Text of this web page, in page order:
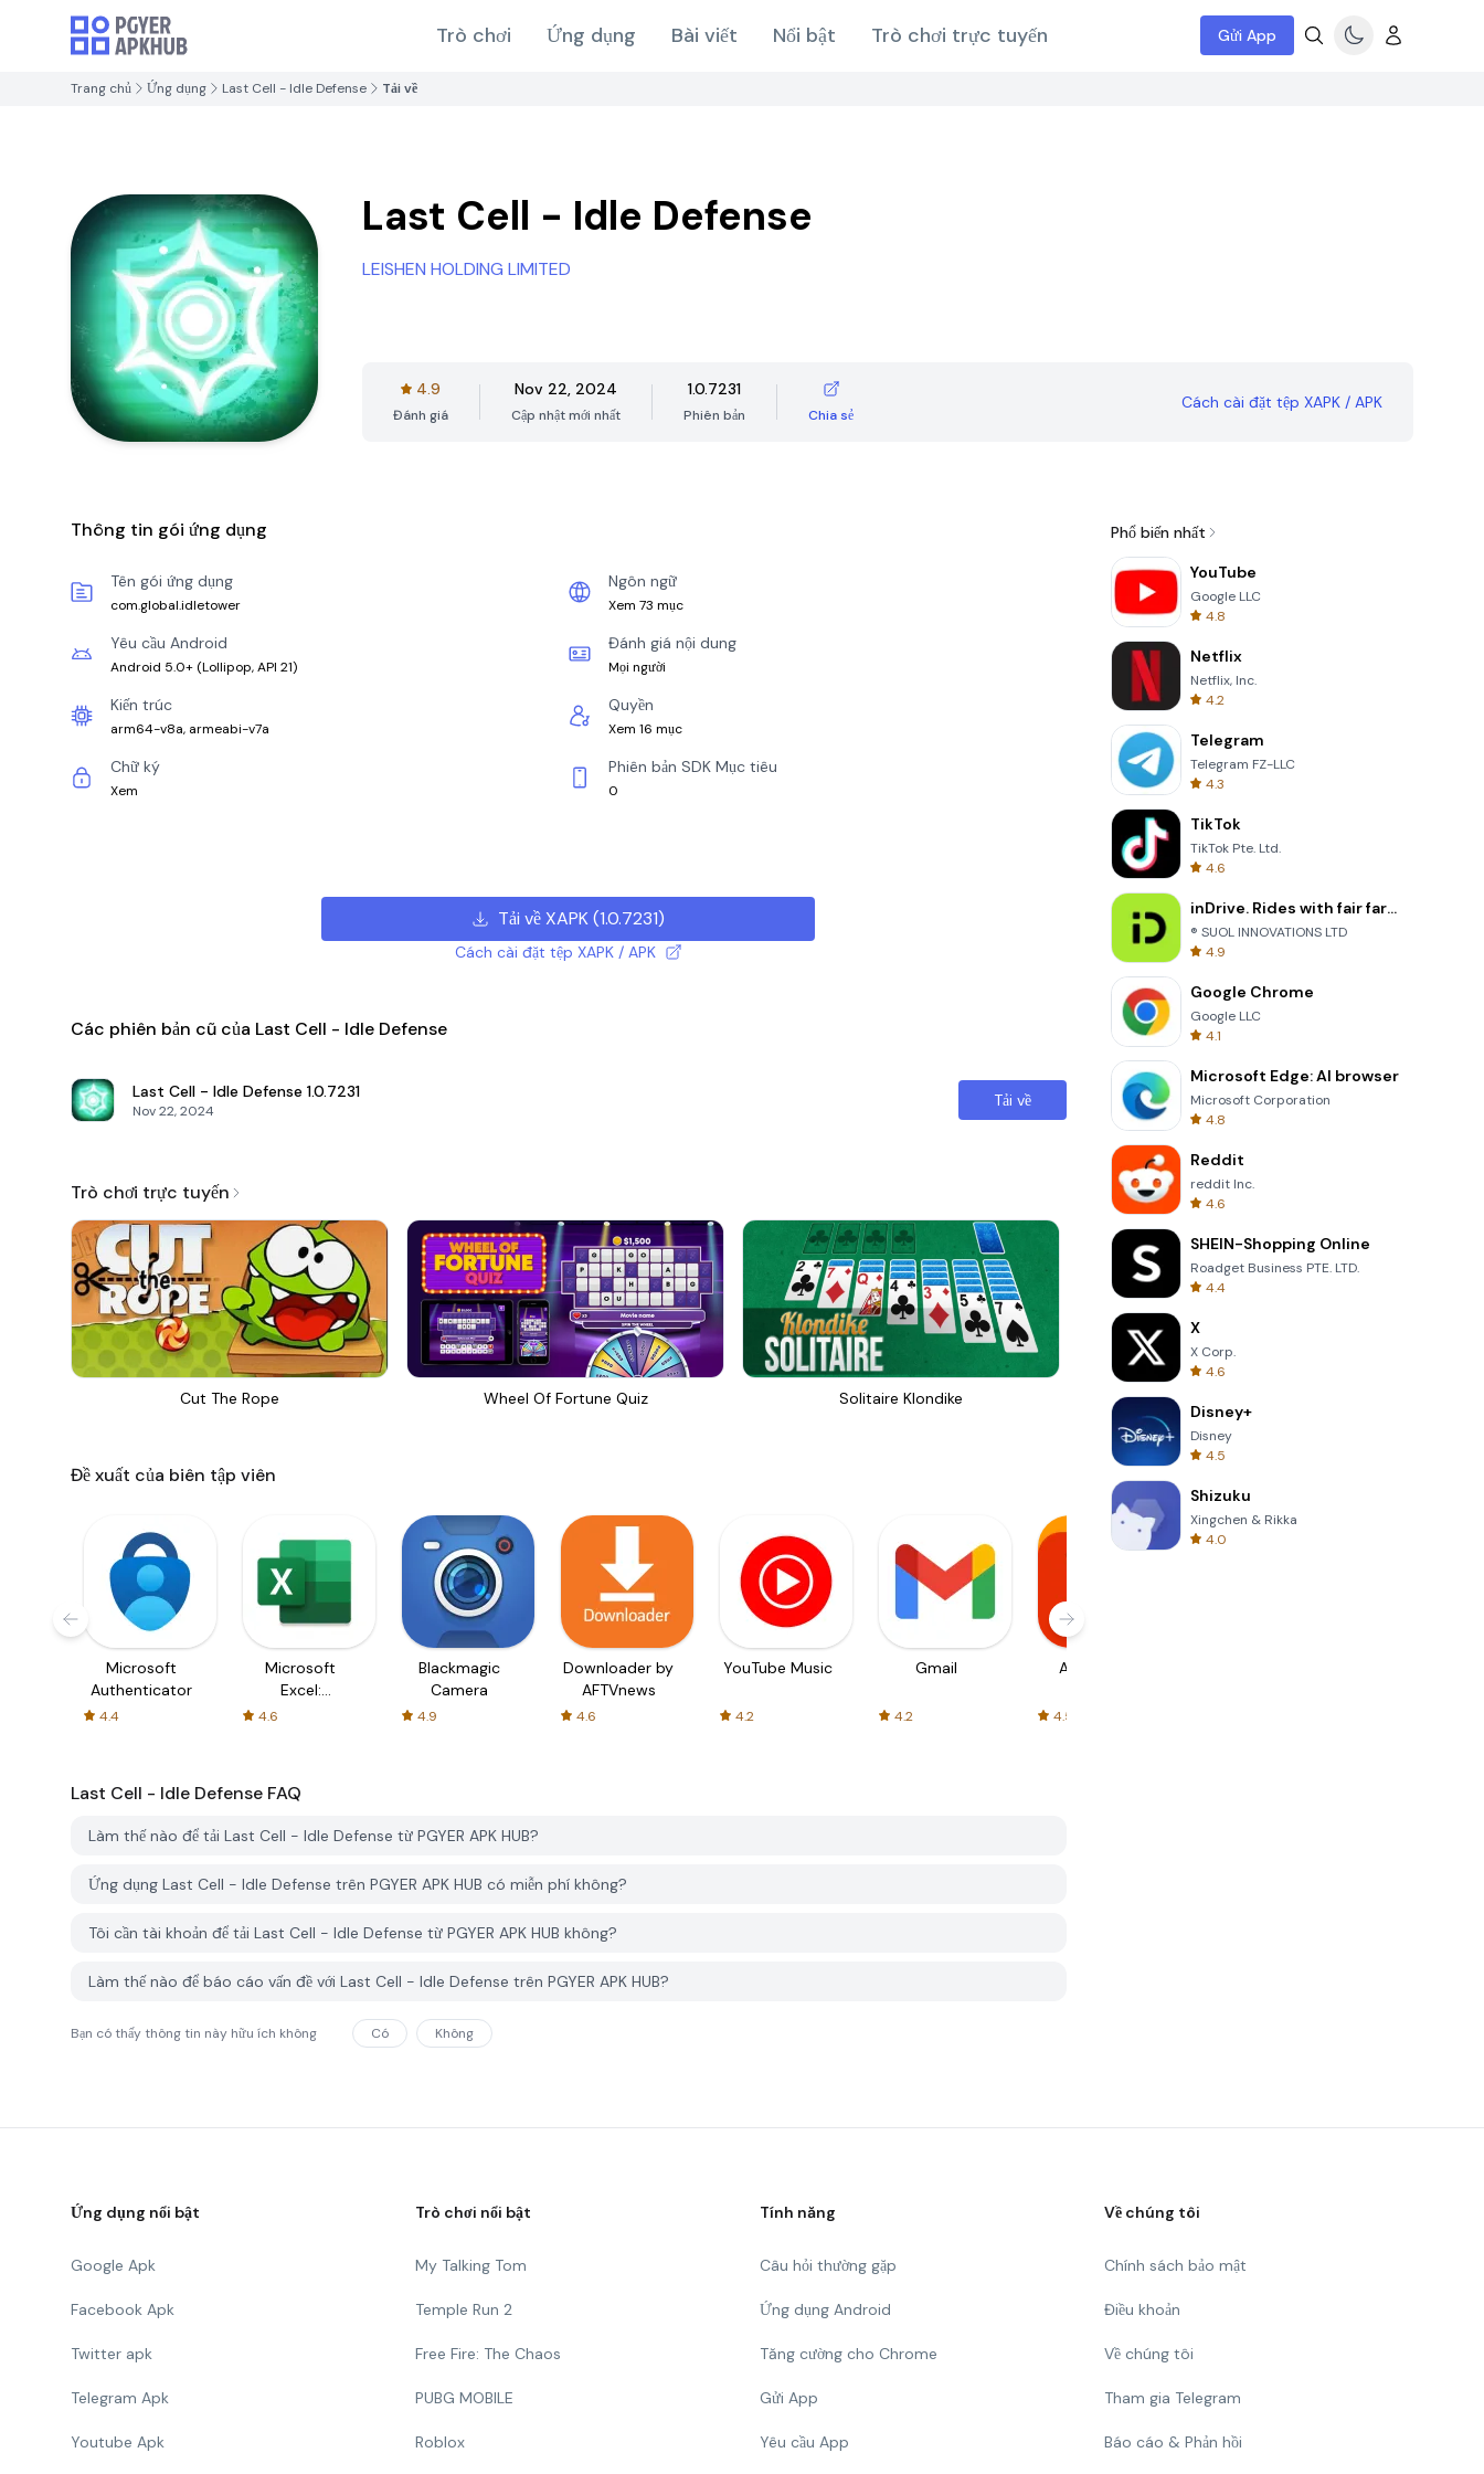
Trò chơi Ứng dụng Bài viết Nổi bật Trò chơi trực tuyến Gửi App
Trang chủ Ứng dụng Last Cell - Idle Defense Tải về
Last Cell - Idle Defense
LEISHEN HOLDING LIMITED
4.9
Đánh giá
Nov 22, 2024
Cập nhật mới nhất
1.0.7231
Phiên bản Chia sẻ
Cách cài đặt tệp XAPK / APK
Thông tin gói ứng dụng
Tên gói ứng dụng
com.global.idletower
Ngôn ngữ
Xem 73 mục
Yêu cầu Android
Android 5.0+ (Lollipop, API 21)
Đánh giá nội dung
Mọi người
Kiến trúc
arm64-v8a, armeabi-v7a
Quyền
Xem 16 mục
Chữ ký
Xem
Phiên bản SDK Mục tiêu
0
Tải về XAPK(1.0.7231)
Cách cài đặt tệp XAPK / APK
Các phiên bản cũ của Last Cell - Idle Defense
Last Cell - Idle Defense 1.0.7231
Nov 22, 2024
Tải về
Trò chơi trực tuyến
Cut The Rope Wheel Of Fortune Quiz Solitaire Klondike
Đề xuất của biên tập viên
Microsoft
Authenticator
4.4
Microsoft
Excel:
Spreadsheets
4.6
Blackmagic
Camera
4.9
Downloader by
AFTVnews
4.6
YouTube Music
4.2
Gmail
4.2
AliExpress
4.5
Last Cell - Idle Defense FAQ
Làm thế nào để tải Last Cell - Idle Defense từ PGYER APK HUB?
Ứng dụng Last Cell - Idle Defense trên PGYER APK HUB có miễn phí không?
Tôi cần tài khoản để tải Last Cell - Idle Defense từ PGYER APK HUB không?
Làm thế nào để báo cáo vấn đề với Last Cell - Idle Defense trên PGYER APK HUB?
Bạn có thấy thông tin này hữu ích không Có Không
Phổ biến nhất
YouTube
Google LLC
4.8
Netflix
Netflix, Inc.
4.2
Telegram
Telegram FZ-LLC
4.3
TikTok
TikTok Pte. Ltd.
4.6
inDrive. Rides with fair fares
® SUOL INNOVATIONS LTD
4.9
Google Chrome
Google LLC
4.1
Microsoft Edge: AI browser
Microsoft Corporation
4.8
Reddit
reddit Inc.
4.6
SHEIN-Shopping Online
Roadget Business PTE. LTD.
4.4
X
X Corp.
4.6
Disney+
Disney
4.5
Shizuku
Xingchen & Rikka
4.0
Ứng dụng nổi bật
Google Apk
Facebook Apk
Twitter apk
Telegram Apk
Youtube Apk
Trò chơi nổi bật
My Talking Tom
Temple Run 2
Free Fire: The Chaos
PUBG MOBILE
Roblox
Tính năng
Câu hỏi thường gặp
Ứng dụng Android
Tăng cường cho Chrome
Gửi App
Yêu cầu App
Về chúng tôi
Chính sách bảo mật
Điều khoản
Về chúng tôi
Tham gia Telegram
Báo cáo & Phản hồi